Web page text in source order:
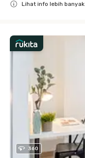
Lihat info lebih banyak
360